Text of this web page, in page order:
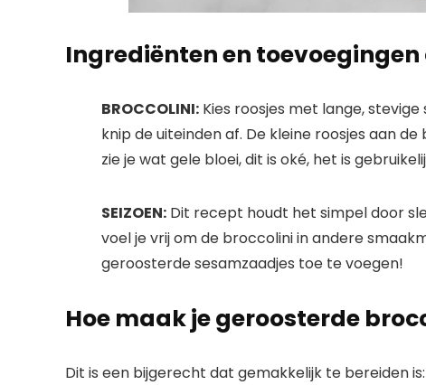
Ingrediënten en
BROCCOLINI: Kies roosjes met lange,
knip de uiteinden af. De kleine roosjes aan
zie je wat gele bloei, dit is oké, het is
SEIZOEN: Dit recept houdt het simpel door
voel je vrij om de broccolini in andere
geroosterde sesamzaadjes toe te voegen!
Hoe maak je geroosterde
Dit is een bijgerecht dat gemakkelijk te bereiden is: